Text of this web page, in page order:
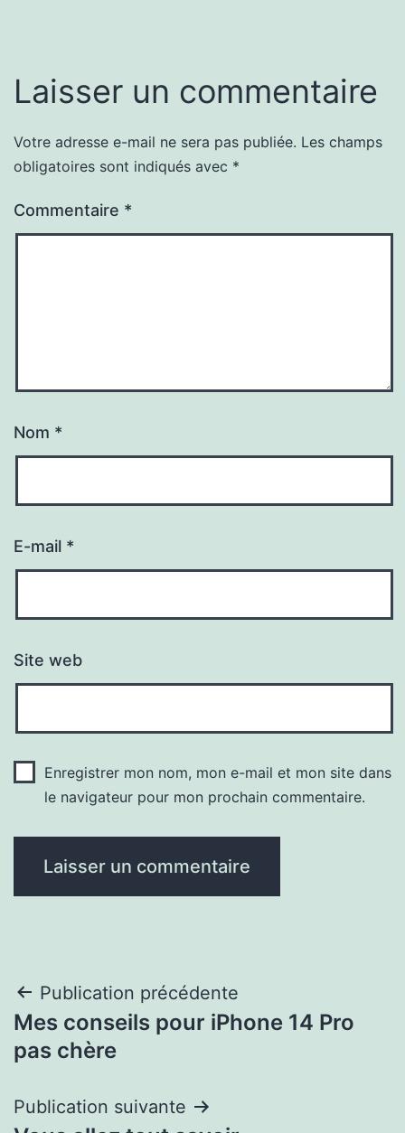
Laisser un commentaire
Votre adresse e-mail ne sera pas publiée. Les champs
obligatoires sont indiqués avec *
Commentaire *
Nom *
E-mail *
Site web
Enregistrer mon nom, mon e-mail et mon site dans
le navigateur pour mon prochain commentaire.
Navigation
de
Publication précédente
Mes conseils pour iPhone 14 Pro
pas chère
Publication suivante